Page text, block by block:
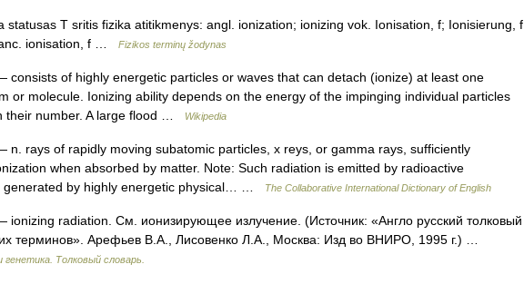
T sritis fizika atitikmenys: angl. ionization; ionizing vok. Ionisation, f; Ionisierung, f
ionisation, f …
Fizikos terminų žodynas
consists of highly energetic particles or waves that can detach (ionize) at least one
or molecule. Ionizing ability depends on the energy of the impinging individual particles
their number. A large flood …
Wikipedia
n. rays of rapidly moving subatomic particles, x reys, or gamma rays, sufficiently
when absorbed by matter. Note: Such radiation is emitted by radioactive
generated by highly energetic physical… …
The Collaborative International Dictionary of English
ionizing radiation. См. ионизирующее излучение. (Источник: «Англо русский толковый
терминов». Арефьев В.А., Лисовенко Л.А., Москва: Изд во ВНИРО, 1995 г.) …
генетика. Толковый словарь.